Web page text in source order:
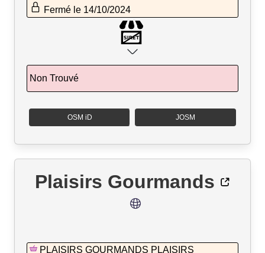
Fermé le 14/10/2024
Non Trouvé
OSM iD JOSM
Plaisirs Gourmands
PLAISIRS GOURMANDS PLAISIRS